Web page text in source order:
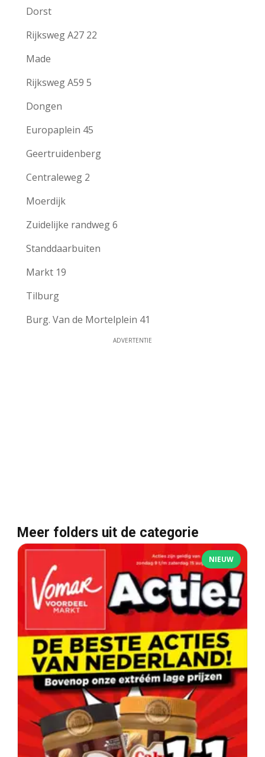
Dorst
Rijksweg A27 22
Made
Rijksweg A59 5
Dongen
Europaplein 45
Geertruidenberg
Centraleweg 2
Moerdijk
Zuidelijke randweg 6
Standdaarbuiten
Markt 19
Tilburg
Burg. Van de Mortelplein 41
ADVERTENTIE
Meer folders uit de categorie
NIEUW